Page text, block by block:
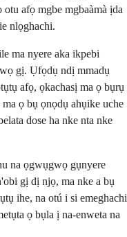
afọ mgbe mgbaàmà ịda
nlọghachi.
ma nyere aka ikpebi
gị. Ụfọdụ ndị mmadụ
afọ, ọkachasị ma ọ bụrụ
ọ bụ ọnọdụ ahụike uche
dose ha nke nta nke
na ọgwụgwọ gụnyere
gị dị njọ, ma nke a bụ
ihe, na otú i si emeghachi
ọ bụla ị na-enweta na